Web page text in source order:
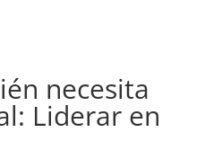
necesita
Liderar en